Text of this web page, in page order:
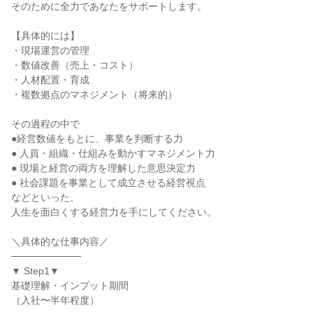
そのために全力であなたをサポートします。
【具体的には】
・現場運営の管理
・数値改善（売上・コスト）
・人材配置・育成
・複数拠点のマネジメント（将来的）
その過程の中で
●経営数値をもとに、事業を判断する力
● 人員・組織・仕組みを動かすマネジメント力
● 現場と経営の両方を理解した意思決定力
● 社会課題を事業として成立させる経営視点
などといった、
人生を面白くする経営力を手にしてください。
＼具体的な仕事内容／
──────────
▼ Step1▼
基礎理解・インプット期間
（入社〜半年程度）